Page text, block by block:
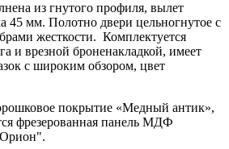
из гнутого профиля, вылет
45 мм. Полотно двери цельногнутое с
жесткости. Комплектуется
и врезной броненакладкой, имеет
c широким обзором, цвет
покрытие «Медный антик»,
фрезерованная панель МДФ